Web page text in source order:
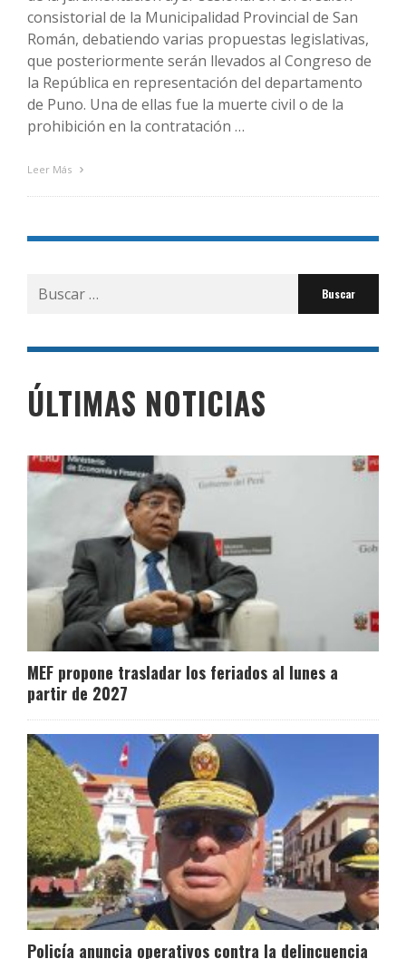
consistorial de la Municipalidad Provincial de San
Román, debatiendo varias propuestas legislativas,
que posteriormente serán llevados al Congreso de
la República en representación del departamento
de Puno. Una de ellas fue la muerte civil o de la
prohibición en la contratación …
Leer Más
Buscar
por:
ÚLTIMAS NOTICIAS
MEF propone trasladar los feriados al lunes a
partir de 2027
Policía anuncia operativos contra la delincuencia